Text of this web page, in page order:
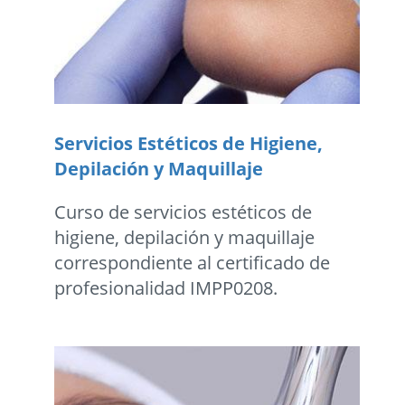
Servicios Estéticos de Higiene,
Depilación y Maquillaje
Curso de servicios estéticos de
higiene, depilación y maquillaje
correspondiente al certificado de
profesionalidad IMPP0208.